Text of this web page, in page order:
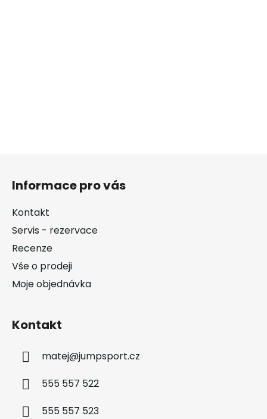
Informace pro vás
Kontakt
Servis - rezervace
Recenze
Vše o prodeji
Moje objednávka
Kontakt
matej@jumpsport.cz
555 557 522
555 557 523